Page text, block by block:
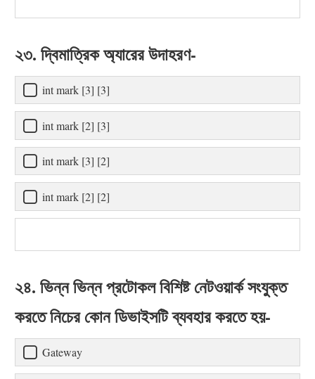
২৩. দ্বিমাত্রিক অ্যারের উদাহরণ-
int mark [3] [3]
int mark [2] [3]
int mark [3] [2]
int mark [2] [2]
২৪. ভিন্ন ভিন্ন প্রটোকল বিশিষ্ট নেটওয়ার্ক সংযুক্ত
করতে নিচের কোন ডিভাইসটি ব্যবহার করতে হয়-
Gateway